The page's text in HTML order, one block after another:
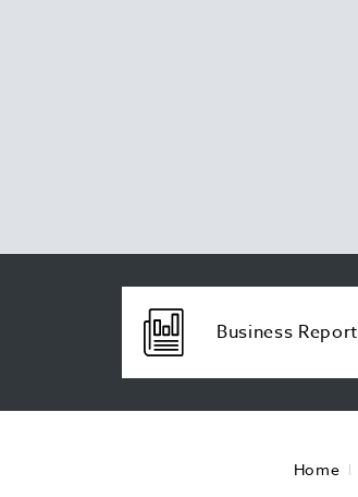
Business Report
Home